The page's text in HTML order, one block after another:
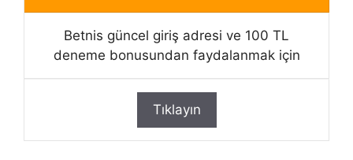
Betnis güncel giriş adresi ve 100 TL
deneme bonusundan faydalanmak için
Tıklayın